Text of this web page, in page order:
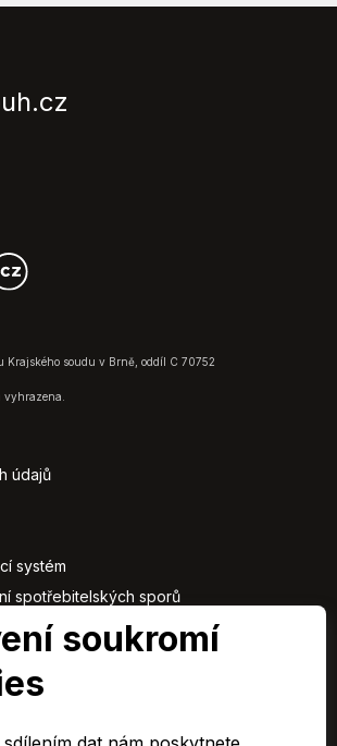
Krajského soudu v Brně, oddíl C 70752
údajů
systém
spotřebitelských sporů
soukromí